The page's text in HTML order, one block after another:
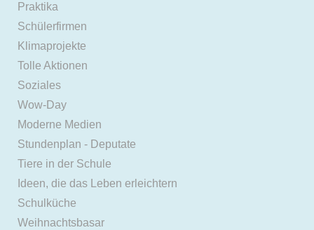
Praktika
Schülerfirmen
Klimaprojekte
Tolle Aktionen
Soziales
Wow-Day
Moderne Medien
Stundenplan - Deputate
Tiere in der Schule
Ideen, die das Leben erleichtern
Schulküche
Weihnachtsbasar